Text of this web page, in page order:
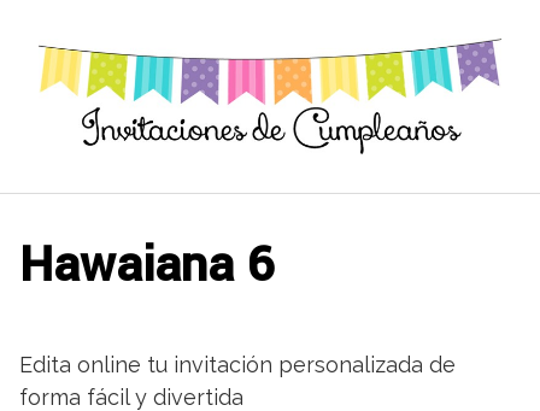
contenido
Hawaiana 6
Edita online tu invitación personalizada de
forma fácil y divertida